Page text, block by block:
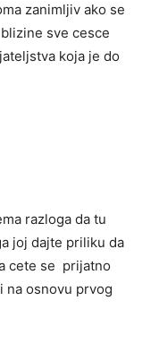
zanimljiv ako se
sve cesce
koja je do
razloga da tu
joj dajte priliku da
cete se prijatno
na osnovu prvog